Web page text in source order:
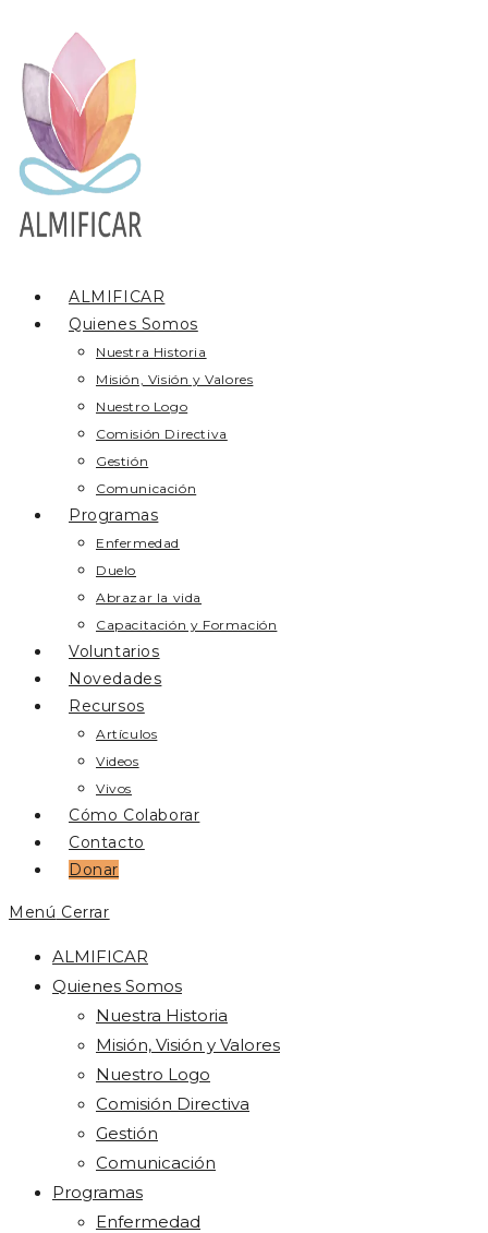
contenido
ALMIFICAR
Quienes Somos
Nuestra Historia
Misión, Visión y Valores
Nuestro Logo
Comisión Directiva
Gestión
Comunicación
Programas
Enfermedad
Duelo
Abrazar la vida
Capacitación y Formación
Voluntarios
Novedades
Recursos
Artículos
Videos
Vivos
Cómo Colaborar
Contacto
Donar
Menú Cerrar
ALMIFICAR
Quienes Somos
Nuestra Historia
Misión, Visión y Valores
Nuestro Logo
Comisión Directiva
Gestión
Comunicación
Programas
Enfermedad